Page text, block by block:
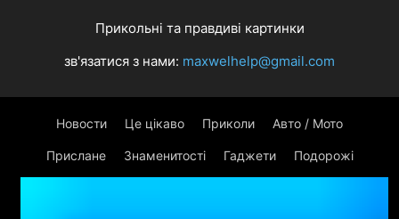
Прикольні та правдиві картинки
зв'язатися з нами: maxwelhelp@gmail.com
Новости Це цікаво Приколи Авто / Мото
Прислане Знаменитості Гаджети Подорожі